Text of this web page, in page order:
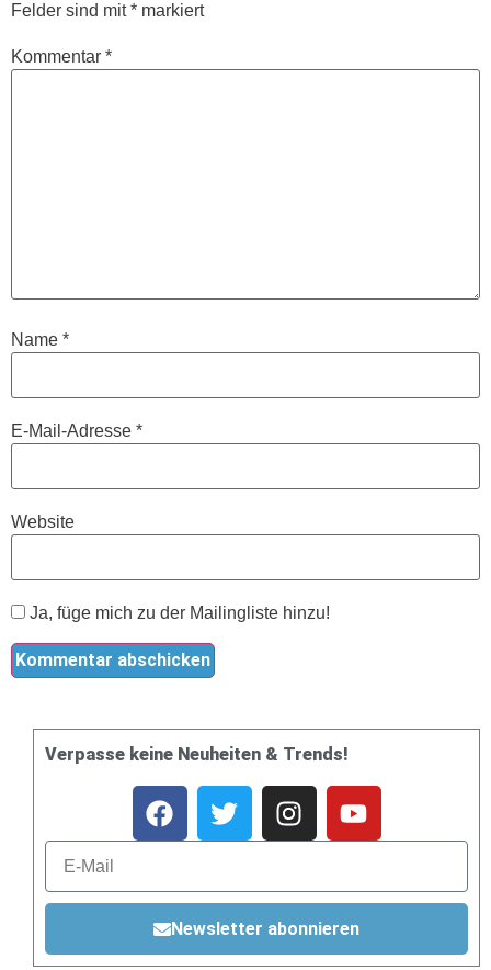
Felder sind mit* markiert
Kommentar *
Name *
E-Mail-Adresse *
Website
Ja, füge mich zu der Mailingliste hinzu!
Verpasse keine Neuheiten & Trends!
Newsletter abonnieren